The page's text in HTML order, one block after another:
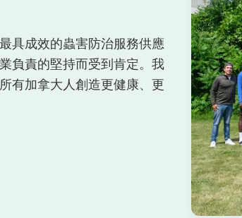
具成效的蟲害防治服務供應
負責的堅持而受到肯定。我
有加拿大人創造更健康、更